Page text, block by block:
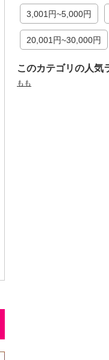
3,001円~5,000円
20,001円~30,000円
このカテゴリの人気
もも